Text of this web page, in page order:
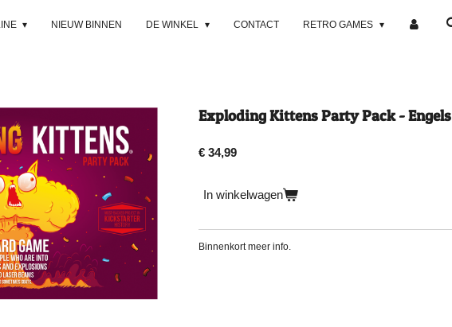
NIEUW BINNEN DE WINKEL CONTACT RETRO GAMES
Exploding Kittens Party Pack - Engels
€ 34,99
In winkelwagen
Binnenkort meer info.